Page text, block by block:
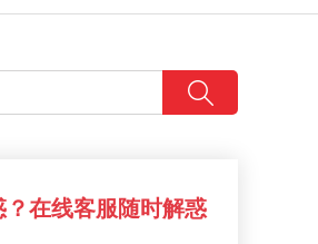
？在线客服随时解惑